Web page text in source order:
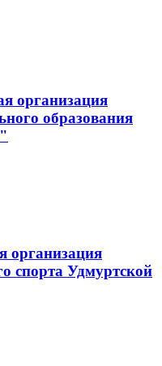
организация
образования
организация
спорта Удмуртской